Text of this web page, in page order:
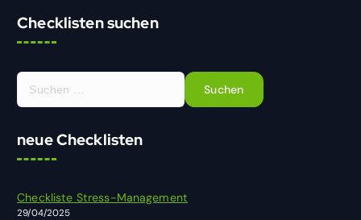
Checklisten suchen
S
a
neue Checklisten
Checkliste Stress-Management
29/04/2025